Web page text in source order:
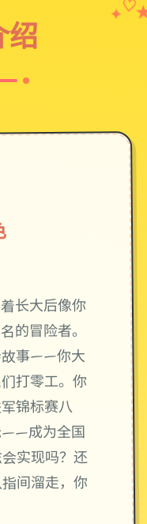
绍
✦ ♡
长大后像你
的冒险者。
故事——你大
打零工。你
锦标赛八
——成为全国
实现吗？还
间溜走，你